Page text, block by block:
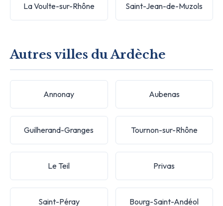
La Voulte-sur-Rhône Saint-Jean-de-Muzols
Autres villes du Ardèche
Annonay Aubenas
Guilherand-Granges Tournon-sur-Rhône
Le Teil Privas
Saint-Péray Bourg-Saint-Andéol